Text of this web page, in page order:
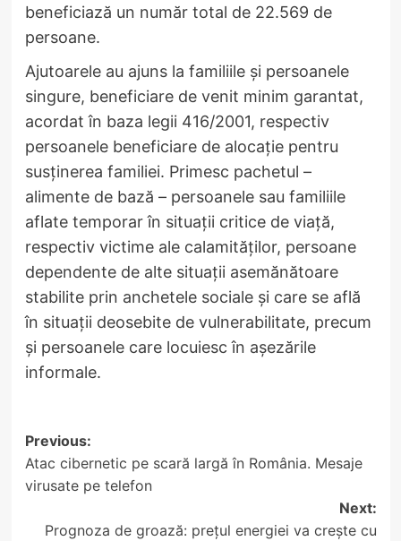
beneficiază un număr total de 22.569 de
persoane.
Ajutoarele au ajuns la familiile şi persoanele
singure, beneficiare de venit minim garantat,
acordat în baza legii 416/2001, respectiv
persoanele beneficiare de alocaţie pentru
susţinerea familiei. Primesc pachetul –
alimente de bază – persoanele sau familiile
aflate temporar în situaţii critice de viaţă,
respectiv victime ale calamităţilor, persoane
dependente de alte situaţii asemănătoare
stabilite prin anchetele sociale şi care se află
în situaţii deosebite de vulnerabilitate, precum
și persoanele care locuiesc în așezările
informale.
Post
navigation
Previous:
Atac cibernetic pe scară largă în România. Mesaje
virusate pe telefon
Next:
Prognoza de groază: prețul energiei va crește cu